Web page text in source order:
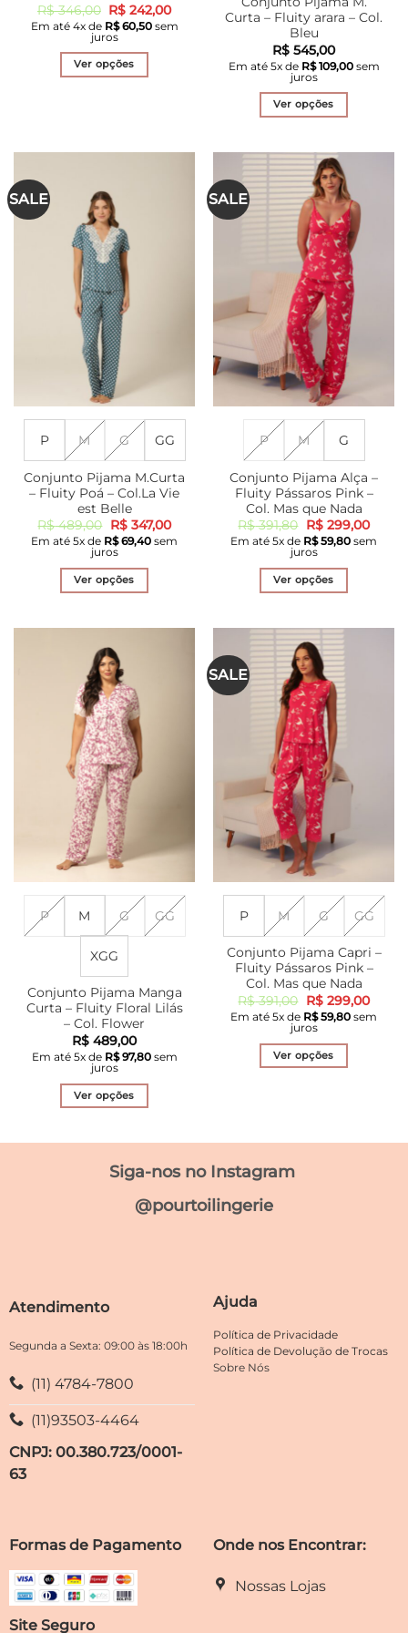
R$346,00 O
preço
original
era:
R$ 346,00.
R$ 242,00O
preço
atual
Em até 4x de R$60,50sem
juros
Ver opções
opções
podem
ser
escolhidas
na
página
do
produto
Curta – Fluity arara – Col.
Bleu
R$ 545,00
Em até 5x de R$109,00sem
juros
Ver opções
tem
várias
variantes.
As
opções
podem
ser
escolhidas
na
página
do
produto
SALE
P M G GG
Conjunto Pijama M.Curta
– Fluity Poá – Col.La Vie
est Belle
R$489,00 O
preço
original
era:
R$ 489,00.
R$347,00O
preço
atual
Em até 5x de R$69,40 sem
juros
Ver opções
várias
variantes.
As
opções
podem
ser
escolhidas
na
página
do
produto
SALE
P M G
Conjunto Pijama Alça –
Fluity Pássaros Pink –
Col. Mas que Nada
R$391,80 O
preço
original
era:
R$ 391,80.
R$299,00O
preço
atual
Em até 5x de R$59,80 sem
juros
Ver opções
tem
várias
variantes.
As
opções
podem
ser
escolhidas
na
página
do
produto
P M G GG
XGG
Conjunto Pijama Manga
Curta – Fluity Floral Lilás
– Col. Flower
R$ 489,00
Em até 5x de R$97,80sem
juros
Ver opções
várias
na
do
SALE
P M G GG
Conjunto Pijama Capri –
Fluity Pássaros Pink –
Col. Mas que Nada
R$391,00 O
preço
original
era:
R$ 391,00.
R$299,00O
preço
atual
Em até 5x de R$59,80 sem
juros
Ver opções
Siga-nos no Instagram
@pourtoilingerie
Atendimento
Segunda a Sexta: 09:00 às 18:00h
(11) 4784-7800
(11)93503-4464
CNPJ: 00.380.723/0001-
63
Ajuda
Política de Privacidade
Política de Devolução de Trocas
Sobre Nós
Formas de Pagamento
Site Seguro
Onde nos Encontrar:
Nossas Lojas